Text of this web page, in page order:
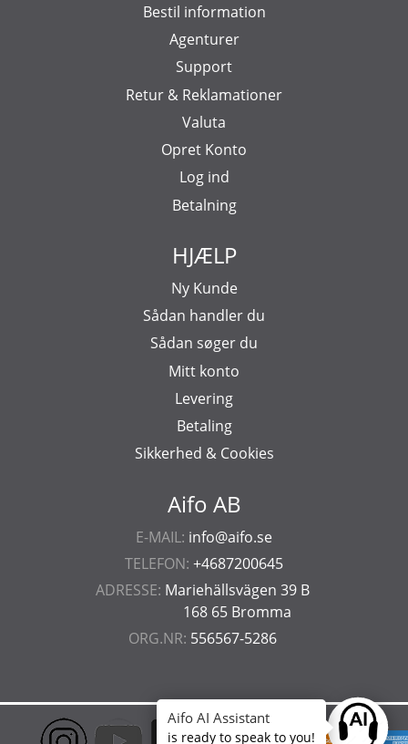
Aifo AB
E-MAIL: info@aifo.se
TELEFON: +4687200645
ADRESSE: Mariehällsvägen 39 B
168 65 Bromma
ORG.NR: 556567-5286
Bestil information
Agenturer
Support
Retur & Reklamationer
Valuta
Opret Konto
Log ind
Betalning
HJÆLP
Ny Kunde
Sådan handler du
Sådan søger du
Mitt konto
Levering
Betaling
Sikkerhed & Cookies
Ask
Aifo AI Assistant
is ready to speak to you!